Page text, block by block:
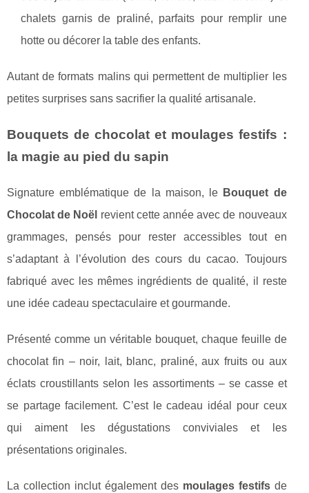
chalets garnis de praliné, parfaits pour remplir une
hotte ou décorer la table des enfants.
Autant de formats malins qui permettent de multiplier les
petites surprises sans sacrifier la qualité artisanale.
Bouquets de chocolat et moulages festifs :
la magie au pied du sapin
Signature emblématique de la maison, le Bouquet de
Chocolat de Noël revient cette année avec de nouveaux
grammages, pensés pour rester accessibles tout en
s’adaptant à l’évolution des cours du cacao. Toujours
fabriqué avec les mêmes ingrédients de qualité, il reste
une idée cadeau spectaculaire et gourmande.
Présenté comme un véritable bouquet, chaque feuille de
chocolat fin – noir, lait, blanc, praliné, aux fruits ou aux
éclats croustillants selon les assortiments – se casse et
se partage facilement. C’est le cadeau idéal pour ceux
qui aiment les dégustations conviviales et les
présentations originales.
La collection inclut également des moulages festifsde